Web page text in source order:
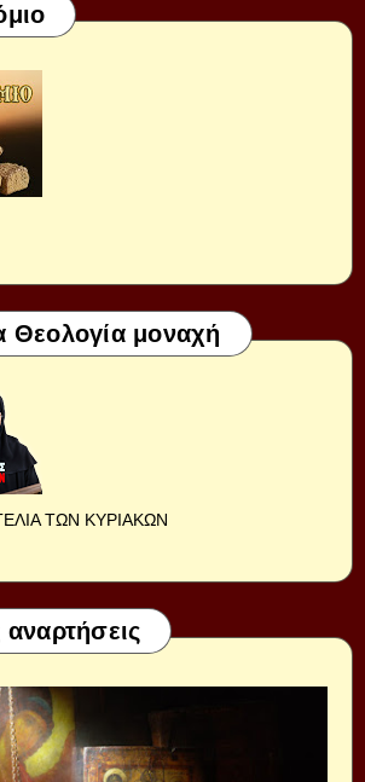
Θεολογία μοναχή
ΤΩΝ ΚΥΡΙΑΚΩΝ
αναρτήσεις